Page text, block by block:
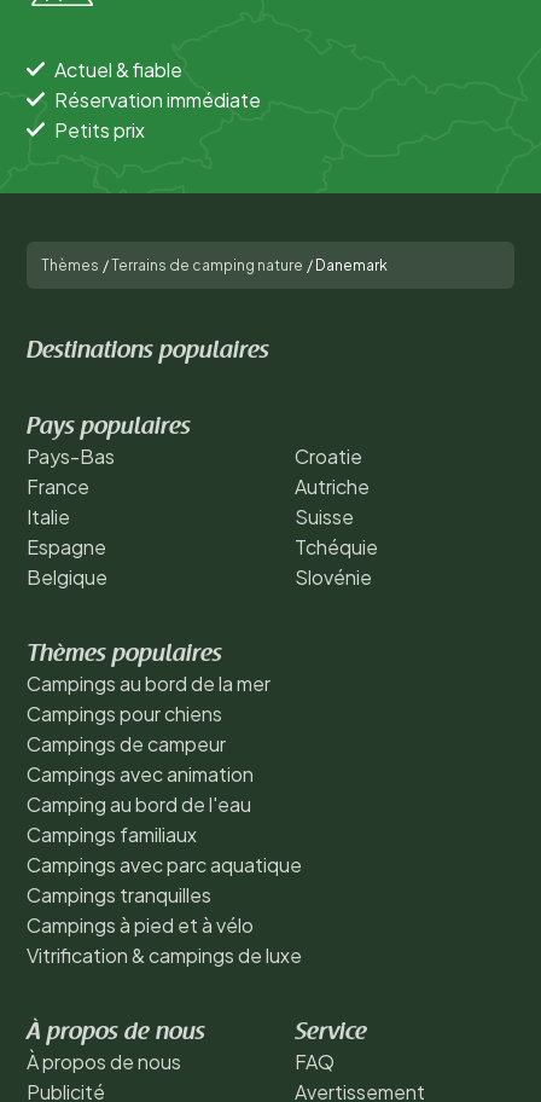
Actuel & fiable
Réservation immédiate
Petits prix
Thèmes /Terrains de camping nature / Danemark
Destinations populaires
Pays populaires
Pays-Bas
France
Italie
Espagne
Belgique
Croatie
Autriche
Suisse
Tchéquie
Slovénie
Thèmes populaires
Campings au bord de la mer
Campings pour chiens
Campings de campeur
Campings avec animation
Camping au bord de l'eau
Campings familiaux
Campings avec parc aquatique
Campings tranquilles
Campings à pied et à vélo
Vitrification & campings de luxe
À propos de nous
À propos de nous
Publicité
Service
FAQ
Avertissement